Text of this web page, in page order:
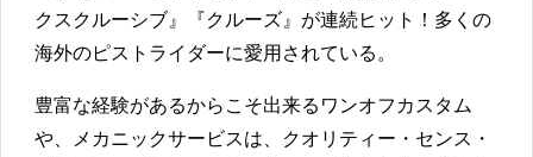
クスクルーシブ』『クルーズ』が連続ヒット！多くの
海外のピストライダーに愛用されている。
豊富な経験があるからこそ出来るワンオフカスタム
や、メカニックサービスは、クオリティー・センス・